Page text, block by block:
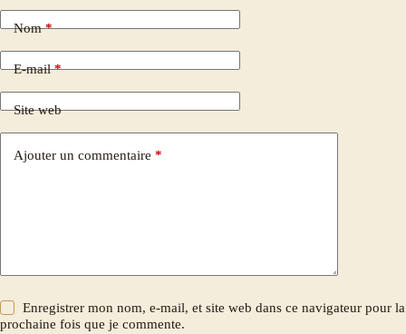
Nom*
E-mail*
Site web
Ajouter un commentaire *
Enregistrer mon nom, e-mail, et site web dans ce navigateur pour la
prochaine fois que je commente.